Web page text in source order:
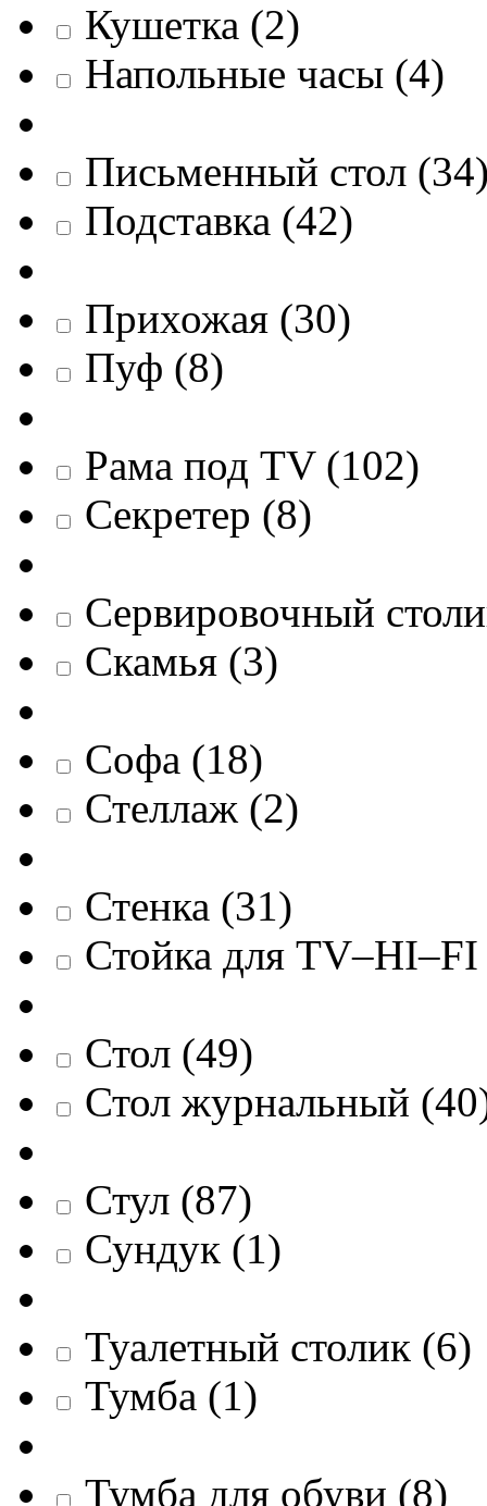
Кушетка (2)
Напольные часы (4)
Письменный стол (34
Подставка (42)
Прихожая (30)
Пуф (8)
Рама под TV (102)
Секретер (8)
Сервировочный
Скамья (3)
Софа (18)
Стеллаж (2)
Стенка (31)
Стойка для TV–HI–FI
Стол (49)
Стол журнальный (40
Стул (87)
Сундук (1)
Туалетный столик (6)
Тумба (1)
Тумба для обуви (8)